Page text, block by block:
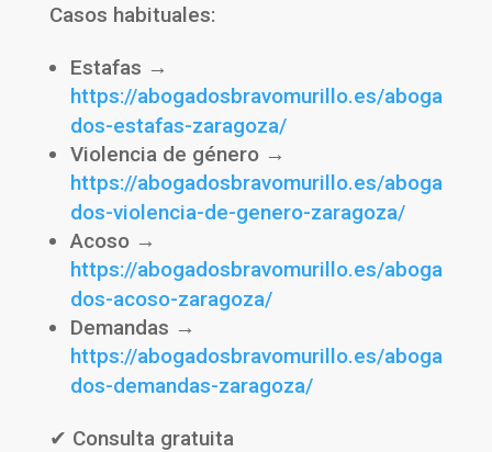
Casos habituales:
Estafas →
https://abogadosbravomurillo.es/aboga
dos-estafas-zaragoza/
Violencia de género →
https://abogadosbravomurillo.es/aboga
dos-violencia-de-genero-zaragoza/
Acoso →
https://abogadosbravomurillo.es/aboga
dos-acoso-zaragoza/
Demandas →
https://abogadosbravomurillo.es/aboga
dos-demandas-zaragoza/
✔ Consulta gratuita